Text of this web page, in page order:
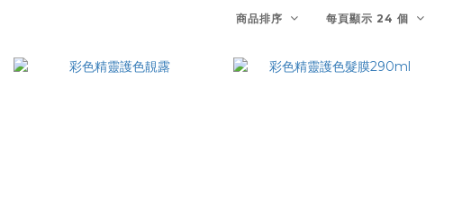
商品排序 每頁顯示 24 個